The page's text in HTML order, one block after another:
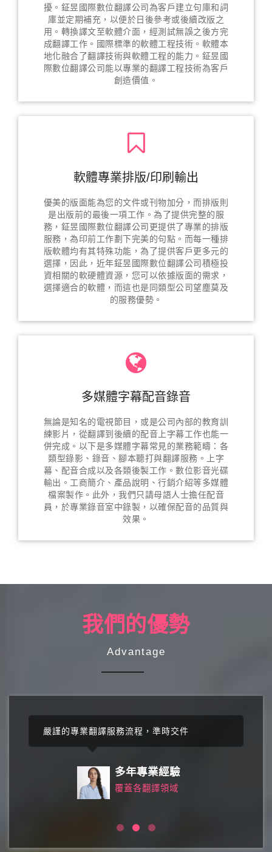
擾。鉦昱國際數位翻譯公司為客戶建立句庫和詞
庫並定期補充，以便於日後參考或後續改版之
用。轉換譯文至軟體介面，經測試無誤之後方完
成翻譯工作。國際標準的軟體工程技術。軟體本
地化融合了翻譯技術與軟體工程的能力。鉦昱國
際數位翻譯公司能以專業的翻譯工程技術為客戶
創造價值。
軟體專業排版/印刷輸出
優美的版面能為您的文件或刊物加分，而排版則
是出版前的最後一項工作。為了提供完整的服
務，鉦昱國際數位翻譯公司更提供了專業的排版
服務，為印前工作劃下完美的句點。而每一種排
版軟體均有其特殊功能，為了提供客戶更多元的
選擇，因此，近年鉦昱國際數位翻譯公司積極投
資相關的軟硬體資源，您可以依據版面的需求，
選擇適合的軟體，而這也是同類型公司望塵莫及
的服務優勢。
多媒體字幕配音錄音
無論是知名的電視節目，或是公司內部的教育訓
練影片，從翻譯到後續的配音上字幕工作也能一
併完成。以下是多媒體字幕常見的業務範疇：各
類型錄影、錄音、腳本聽打與翻譯服務。上字
幕、配音合成以及各類後製工作。數位影音光碟
輸出。工商簡介、產品說明、行銷介紹等多媒體
檔案製作。此外，我們只請母語人士擔任配音
員，於專業錄音室中錄製，以確保配音的品質與
效果。
我們的優勢
Advantage
嚴謹的專業翻譯服務流程，準時交件
多年專業經驗
覆蓋各翻譯領域